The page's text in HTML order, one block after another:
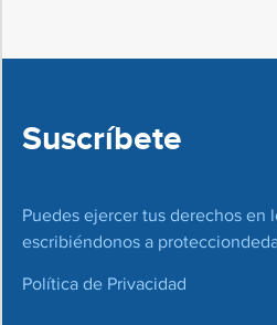
Suscríbete
Puedes ejercer tus derechos
escribiéndonos a
Política de Privacidad